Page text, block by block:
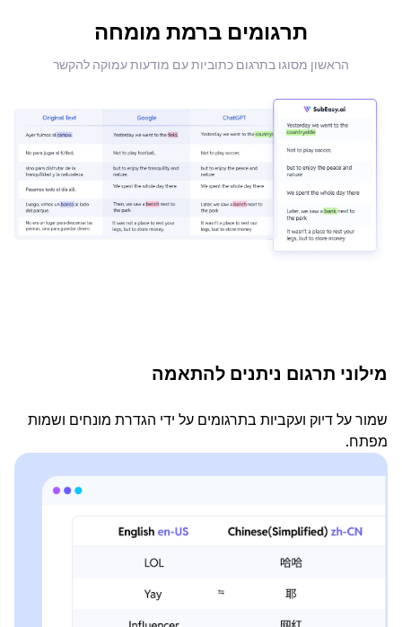
תרגומים ברמת מומחה
הראשון מסוגו בתרגום כתוביות עם מודעות עמוקה להקשר
מילוני תרגום ניתנים להתאמה
שמור על דיוק ועקביות בתרגומים על ידי הגדרת מונחים ושמות
מפתח.